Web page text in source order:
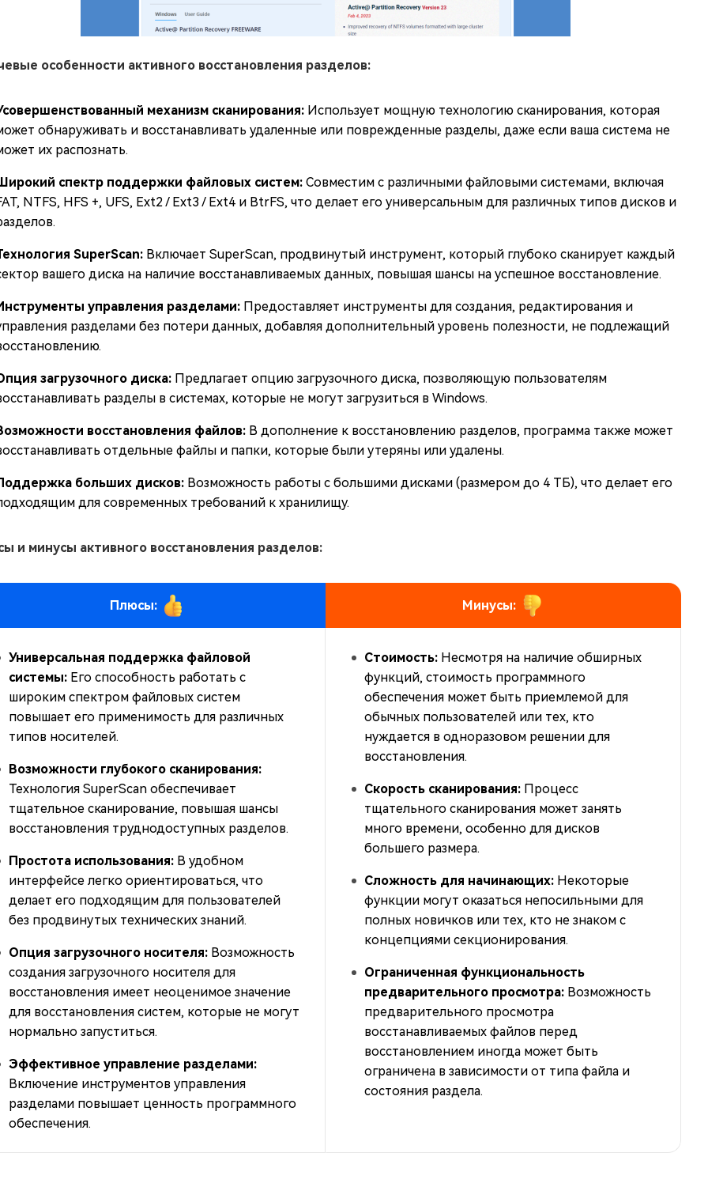
особенности активного восстановления разделов:
механизм сканирования: Использует мощную технологию сканирования, которая
обнаруживать и восстанавливать удаленные или поврежденные разделы, даже если ваша система не
их распознать.
спектр поддержки файловых систем: Совместим с различными файловыми системами, включая
NTFS, HFS +, UFS, Ext2 / Ext3 / Ext4 и BtrFS, что делает его универсальным для различных типов дисков и
SuperScan: Включает SuperScan, продвинутый инструмент, который глубоко сканирует каждый
вашего диска на наличие восстанавливаемых данных, повышая шансы на успешное восстановление.
управления разделами: Предоставляет инструменты для создания, редактирования и
разделами без потери данных, добавляя дополнительный уровень полезности, не подлежащий
загрузочного диска: Предлагает опцию загрузочного диска, позволяющую пользователям
разделы в системах, которые не могут загрузиться в Windows.
восстановления файлов: В дополнение к восстановлению разделов, программа также может
отдельные файлы и папки, которые были утеряны или удалены.
больших дисков: Возможность работы с большими дисками (размером до 4 ТБ), что делает его
для современных требований к хранилищу.
и минусы активного восстановления разделов:
Плюсы: Минусы:
Универсальная поддержка файловой
системы: Его способность работать с
широким спектром файловых систем
повышает его применимость для различных
типов носителей.
Возможности глубокого сканирования:
Технология SuperScan обеспечивает
тщательное сканирование, повышая шансы
восстановления труднодоступных разделов.
Простота использования: В удобном
интерфейсе легко ориентироваться, что
делает его подходящим для пользователей
без продвинутых технических знаний.
Опция загрузочного носителя: Возможность
создания загрузочного носителя для
восстановления имеет неоценимое значение
для восстановления систем, которые не могут
нормально запуститься.
Эффективное управление разделами:
Включение инструментов управления
разделами повышает ценность программного
обеспечения.
Стоимость: Несмотря на наличие обширных
функций, стоимость программного
обеспечения может быть приемлемой для
обычных пользователей или тех, кто
нуждается в одноразовом решении для
восстановления.
Скорость сканирования: Процесс
тщательного сканирования может занять
много времени, особенно для дисков
большего размера.
Сложность для начинающих: Некоторые
функции могут оказаться непосильными для
полных новичков или тех, кто не знаком с
концепциями секционирования.
Ограниченная функциональность
предварительного просмотра: Возможность
предварительного просмотра
восстанавливаемых файлов перед
восстановлением иногда может быть
ограничена в зависимости от типа файла и
состояния раздела.